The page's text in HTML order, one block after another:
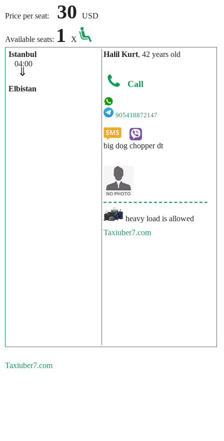
Price per seat: 30 USD
Available seats: 1
X
Istanbul
04:00
⇓
Elbistan
Halil Kurt, 42 years old
Call
905418872147
big dog chopper dt
heavy load is allowed
Taxiuber7.com
Taxiuber7.com